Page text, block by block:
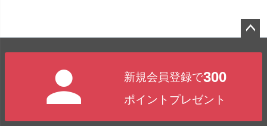
新規会員登録で300
ポイントプレゼント